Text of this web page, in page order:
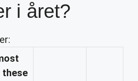
i året?
these